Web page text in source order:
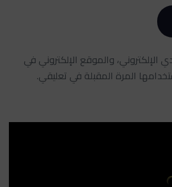
الإلكتروني، والموقع الإلكتروني في
المرة المقبلة في تعليقي.